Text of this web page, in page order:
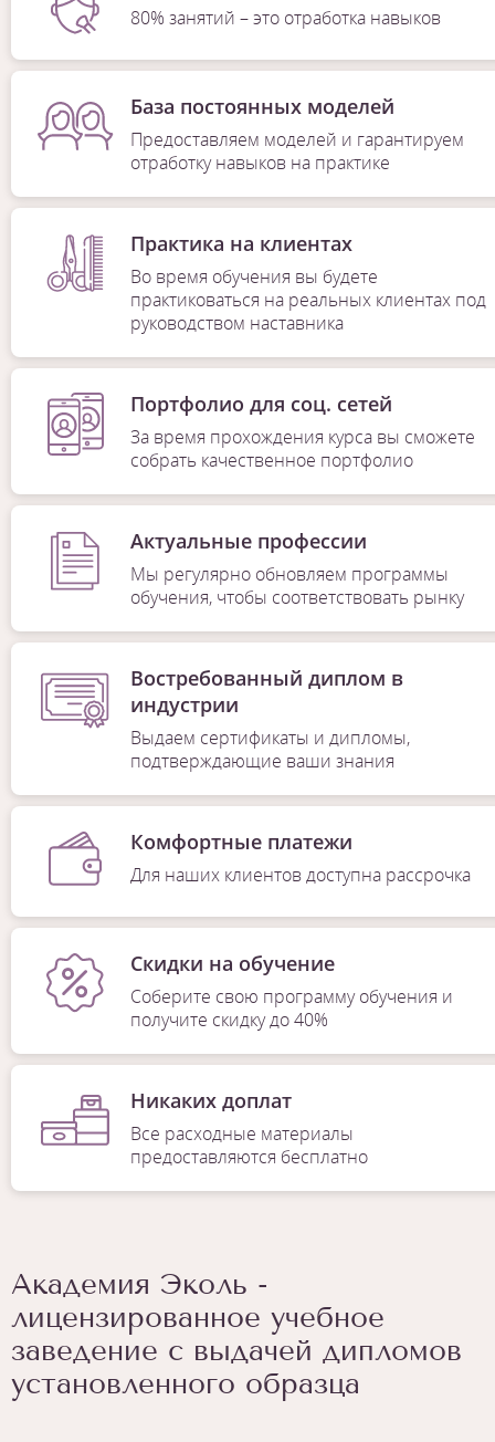
80% занятий – это отработка навыков
База постоянных моделей
Предоставляем моделей и гарантируем
отработку навыков на практике
Практика на клиентах
Во время обучения вы будете
практиковаться на реальных клиентах под
руководством наставника
Портфолио для соц. сетей
За время прохождения курса вы сможете
собрать качественное портфолио
Актуальные профессии
Мы регулярно обновляем программы
обучения, чтобы соответствовать рынку
Востребованный диплом в
индустрии
Выдаем сертификаты и дипломы,
подтверждающие ваши знания
Комфортные платежи
Для наших клиентов доступна рассрочка
Скидки на обучение
Соберите свою программу обучения и
получите скидку до 40%
Никаких доплат
Все расходные материалы
предоставляются бесплатно
Академия Эколь -
лицензированное учебное
заведение с выдачей дипломов
установленного образца